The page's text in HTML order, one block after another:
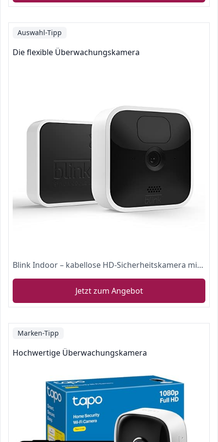
Auswahl-Tipp
Die flexible Überwachungskamera
Blink Indoor – kabellose HD-Sicherheitskamera mit zwei Jahren Batterielaufzeit, Bewegungserfassung und Zwei-Wege-Audio | System mit einer Kamera
Jetzt zum Angebot
Marken-Tipp
Hochwertige Überwachungskamera